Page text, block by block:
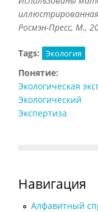
Росмэн-Пресс, М.,
Tags: Экология
Понятие:
Экологическая
Экологический
Экспертиза
Навигация
Алфавитный